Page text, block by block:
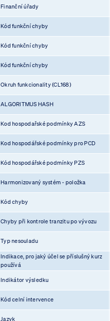
Finanční úřady
Kód funkční chyby
Kód funkční chyby
Kód funkční chyby
Okruh funkcionality (CL168)
ALGORITMUS HASH
Kod hospodařské podmínky AZS
Kod hospodářské podmínky pro PCD
Kód hospodářské podmínky PZS
Harmonizovaný systém - položka
Kód chyby
Chyby při kontrole tranzitu po vývozu
Typ nesouladu
Indikace, pro jaký účel se příslušný kurz
používá
Indikátor výsledku
Kód celní intervence
Jazyk